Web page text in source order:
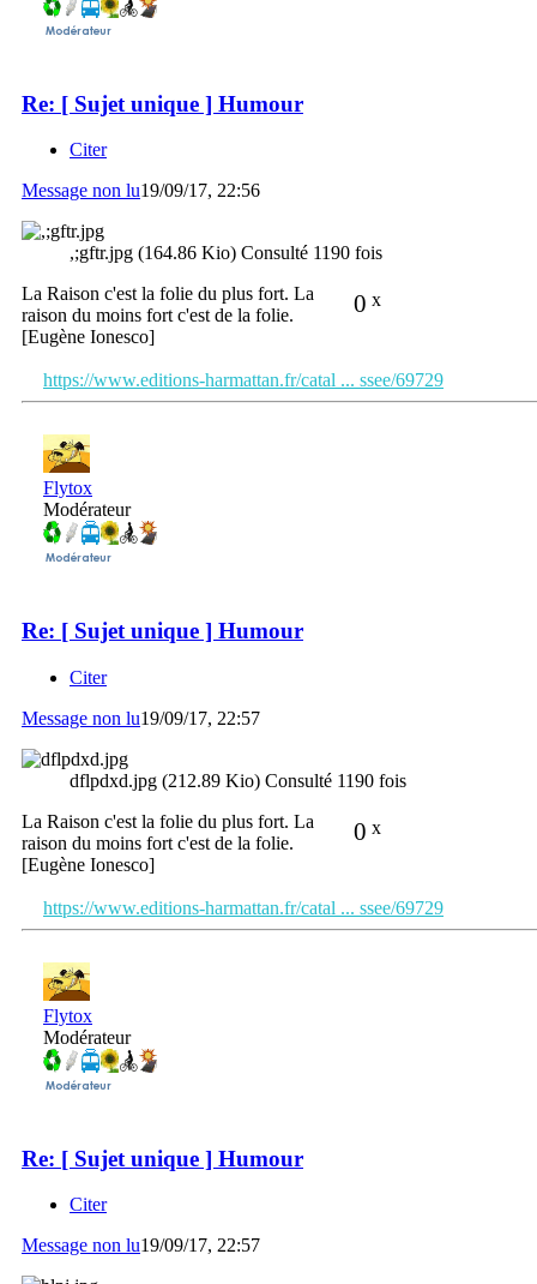
Re: [ Sujet unique ] Humour
Citer
Message non lu19/09/17, 22:56
,;gftr.jpg (164.86 Kio) Consulté 1190 fois
0 x
La Raison c'est la folie du plus fort. La
raison du moins fort c'est de la folie.
[Eugène Ionesco]
https://www.editions-harmattan.fr/catal ... ssee/69729
Flytox
Modérateur
Re: [ Sujet unique ] Humour
Citer
Message non lu19/09/17, 22:57
dflpdxd.jpg (212.89 Kio) Consulté 1190 fois
0 x
La Raison c'est la folie du plus fort. La
raison du moins fort c'est de la folie.
[Eugène Ionesco]
https://www.editions-harmattan.fr/catal ... ssee/69729
Flytox
Modérateur
Re: [ Sujet unique ] Humour
Citer
Message non lu19/09/17, 22:57